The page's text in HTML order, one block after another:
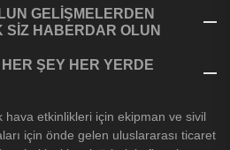
GELİŞMELERDEN
SİZ HABERDAR OLUN
ŞEY HER YERDE
hava etkinlikleri için ekipman ve sivil
için önde gelen uluslararası ticaret